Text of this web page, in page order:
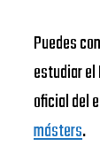
Puedes
estudiar
oficial del
másters.